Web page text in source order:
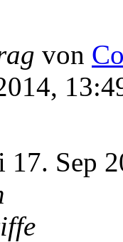
von
17. Sep